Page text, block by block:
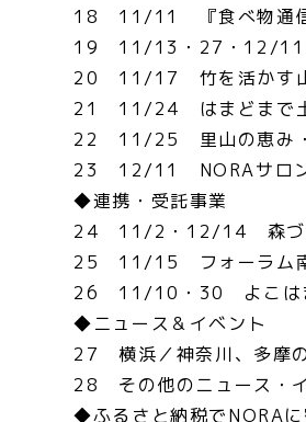
18 11/11 『食べ物通信
19 11/13・27・12/11
20 11/17 竹を活かす
21 11/24 はまどまで土
22 11/25 里山の恵み・
23 12/11 NORAサロン
◆連携・受託事業
24 11/2・12/14 森づく
25 11/15 フォーラム南
26 11/10・30 よこは
◆ニュース＆イベント
27 横浜／神奈川、多摩
28 その他のニュース・
◆ふるさと納税でNORAに